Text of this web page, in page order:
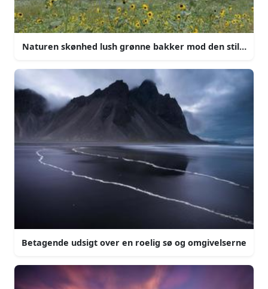
Naturen skønhed lush grønne bakker mod den stille sø
Betagende udsigt over en roelig sø og omgivelserne